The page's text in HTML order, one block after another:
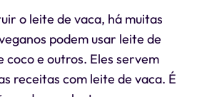
o leite de vaca, há muitas
podem usar leite de
coco e outros. Eles servem
receitas com leite de vaca. É